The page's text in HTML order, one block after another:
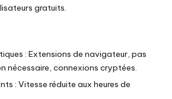
gratuits.
: Extensions de navigateur, pas
nécessaire, connexions cryptées.
: Vitesse réduite aux heures de